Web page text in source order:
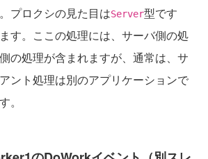
プロクシの見た目はServer型です
す。ここの処理には、サーバ側の処
の処理が含まれますが、通常は、サ
ント処理は別のアプリケーションで
。